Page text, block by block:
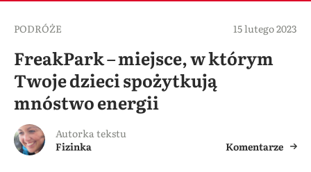
PODRÓŻE 15 lutego 2023
FreakPark – miejsce, w którym
Twoje dzieci spożytkują
mnóstwo energii
Autorka tekstu
Fizinka
Komentarze